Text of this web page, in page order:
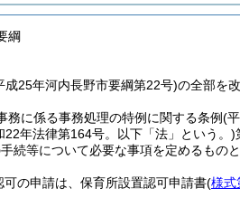
綱
25年河内長野市要綱第22号)の全部を改
務に係る事務処理の特例に関する条例(
22年法律第164号。以下「法」という。)
続等について必要な事項を定めるものと
の申請は、保育所設置認可申請書(様式